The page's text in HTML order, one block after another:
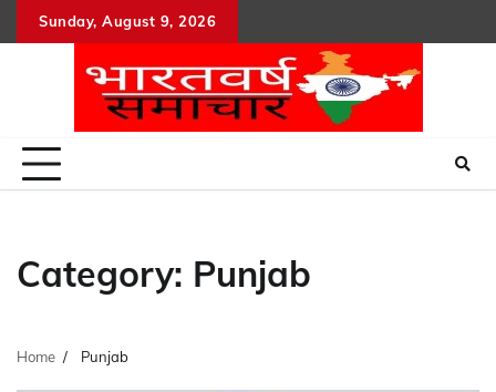
to
Sunday, August 9, 2026
Category: Punjab
Home Punjab